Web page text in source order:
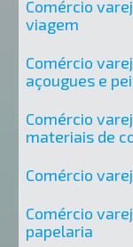
Comércio
viagem
Comércio
açougues e
Comércio
materiais de
Comércio
Comércio
papelaria